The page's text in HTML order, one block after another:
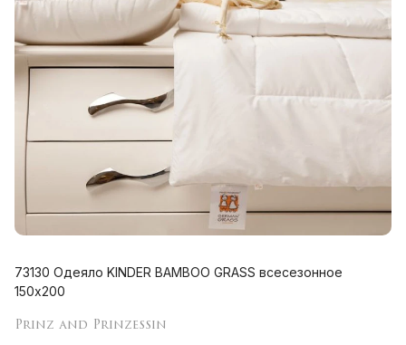
73130 Одеяло KINDER BAMBOO GRASS всесезонное
150х200
Prinz and Prinzessin